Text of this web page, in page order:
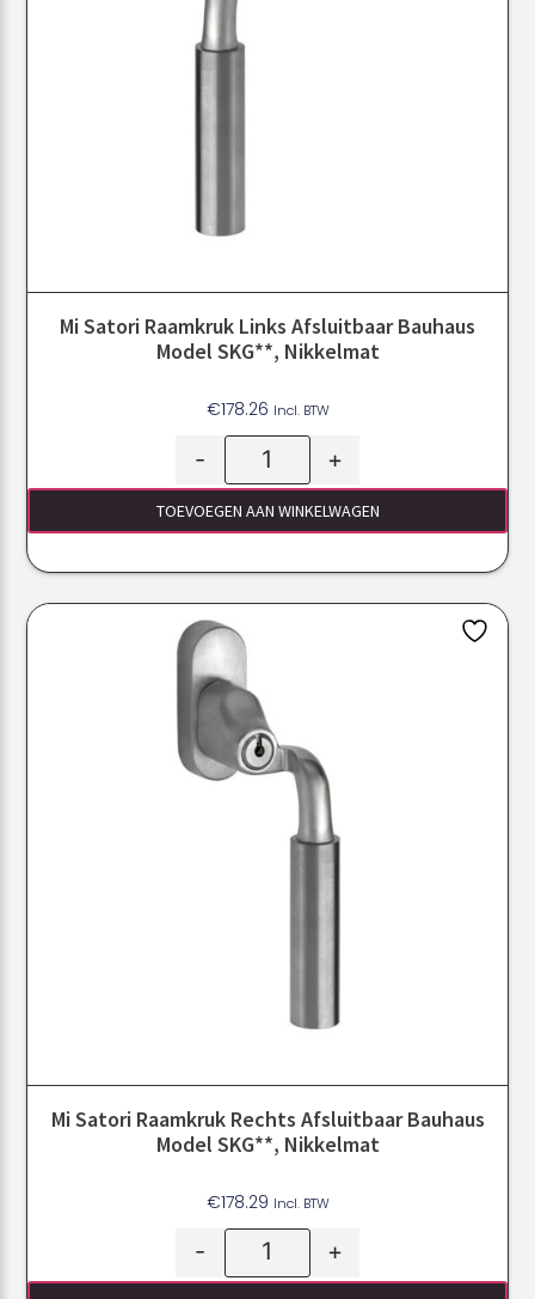
Mi Satori Raamkruk Links Afsluitbaar Bauhaus
Model SKG**, Nikkelmat
€178.26 Incl. BTW
- +
TOEVOEGEN AAN WINKELWAGEN
Mi Satori Raamkruk Rechts Afsluitbaar Bauhaus
Model SKG**, Nikkelmat
€178.29 Incl. BTW
- +